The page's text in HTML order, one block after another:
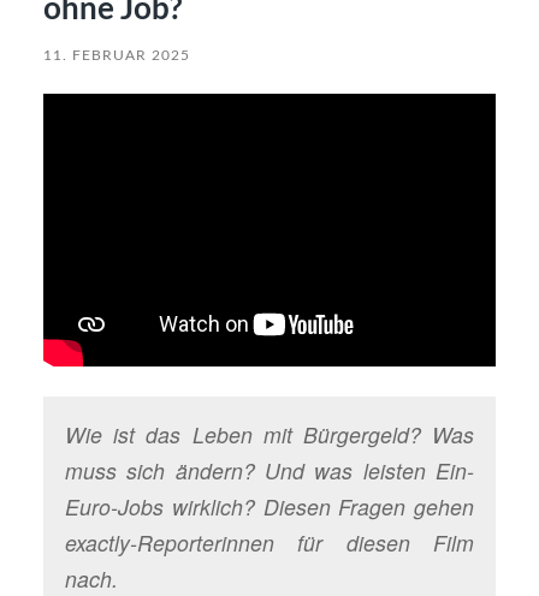
ohne Job?
11. FEBRUAR 2025
Wie ist das Leben mit Bürgergeld? Was
muss sich ändern? Und was leisten Ein-
Euro-Jobs wirklich? Diesen Fragen gehen
exactly-Reporterinnen für diesen Film
nach.